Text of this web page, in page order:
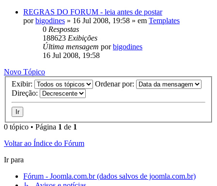
REGRAS DO FORUM - leia antes de postar
porbigodines » 16 Jul 2008, 19:58 » em Templates
0 Respostas
188623 Exibições
Última mensagem porbigodines
16 Jul 2008, 19:58
Novo Tópico
Exibir:
Ordenar por:
Direção:
0 tópico • Página 1 de 1
Voltar ao Índice do Fórum
Ir para
Fórum - Joomla.com.br (dados salvos de joomla.com.br)